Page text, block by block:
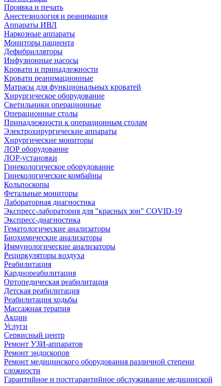
Проявка и печать
Анестезиология и реанимация
Аппараты ИВЛ
Наркозные аппараты
Мониторы пациента
Дефибрилляторы
Инфузионные насосы
Кровати и принадлежности
Кровати реанимационные
Матрасы для функциональных кроватей
Хирургическое оборудование
Светильники операционные
Операционные столы
Принадлежности к операционным столам
Электрохирургические аппараты
Хирургические мониторы
ЛОР оборудование
ЛОР-установки
Гинекологическое оборудование
Гинекологические комбайны
Кольпоскопы
Фетальные мониторы
Лабораторная диагностика
Экспресс-лаборатория для "красных зон" COVID-19
Экспресс-диагностика
Гематологические анализаторы
Биохимические анализаторы
Иммунологические анализаторы
Рециркуляторы воздуха
Реабилитация
Кардиореабилитация
Ортопедическая реабилитация
Детская реабилитация
Реабилитация ходьбы
Массажная терапия
Акции
Услуги
Сервисный центр
Ремонт УЗИ-аппаратов
Ремонт эндоскопов
Ремонт медицинского оборудования различной степени
сложности
Гарантийное и постгарантийное обслуживание медицинской